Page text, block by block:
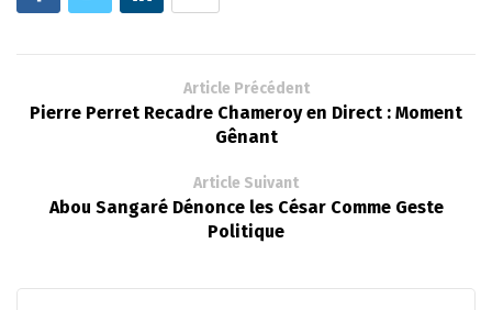
Article Précédent
Pierre Perret Recadre Chameroy en Direct : Moment
Gênant
Article Suivant
Abou Sangaré Dénonce les César Comme Geste
Politique